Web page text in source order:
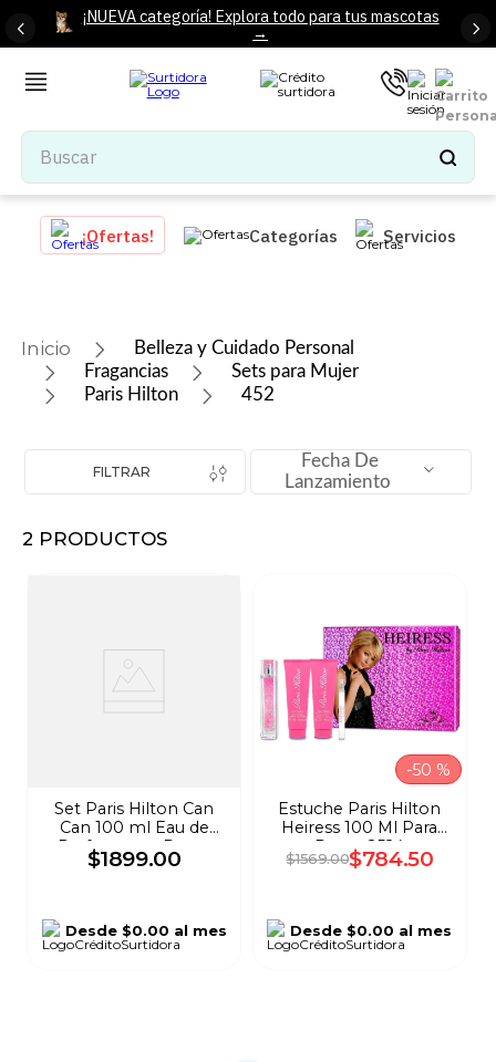
¡NUEVA categoría! Explora todo para tus mascotas
→
Buscar
TÉRMINOS MÁS BUSCADOS
1.
tenis mujer
iphone
tenis
bocinas
¡Ofertas! Categorías Servicios
Belleza y Cuidado Personal
Fragancias
Sets para Mujer
Paris Hilton
452
FILTRAR
Fecha De
Lanzamiento
2 PRODUCTOS
Set Paris Hilton Can
Can 100 ml Eau de
Parfum para Dama
2419
$1899.00
Desde$0.00 al mes
-50 %
Estuche Paris Hilton
Heiress 100 Ml Para
Dama 2524
$1569.00$784.50
Desde $0.00 al mes